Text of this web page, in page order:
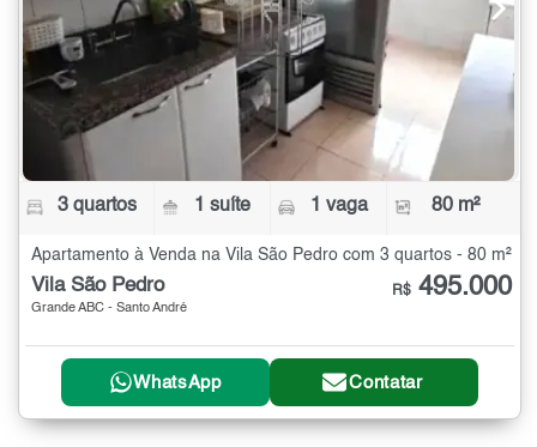
3 quartos 1 suíte 1 vaga 80 m²
Apartamento à Venda na Vila São Pedro com 3 quartos - 80 m²
Vila São Pedro
Grande ABC - Santo André
R$ 495.000
WhatsApp Contatar